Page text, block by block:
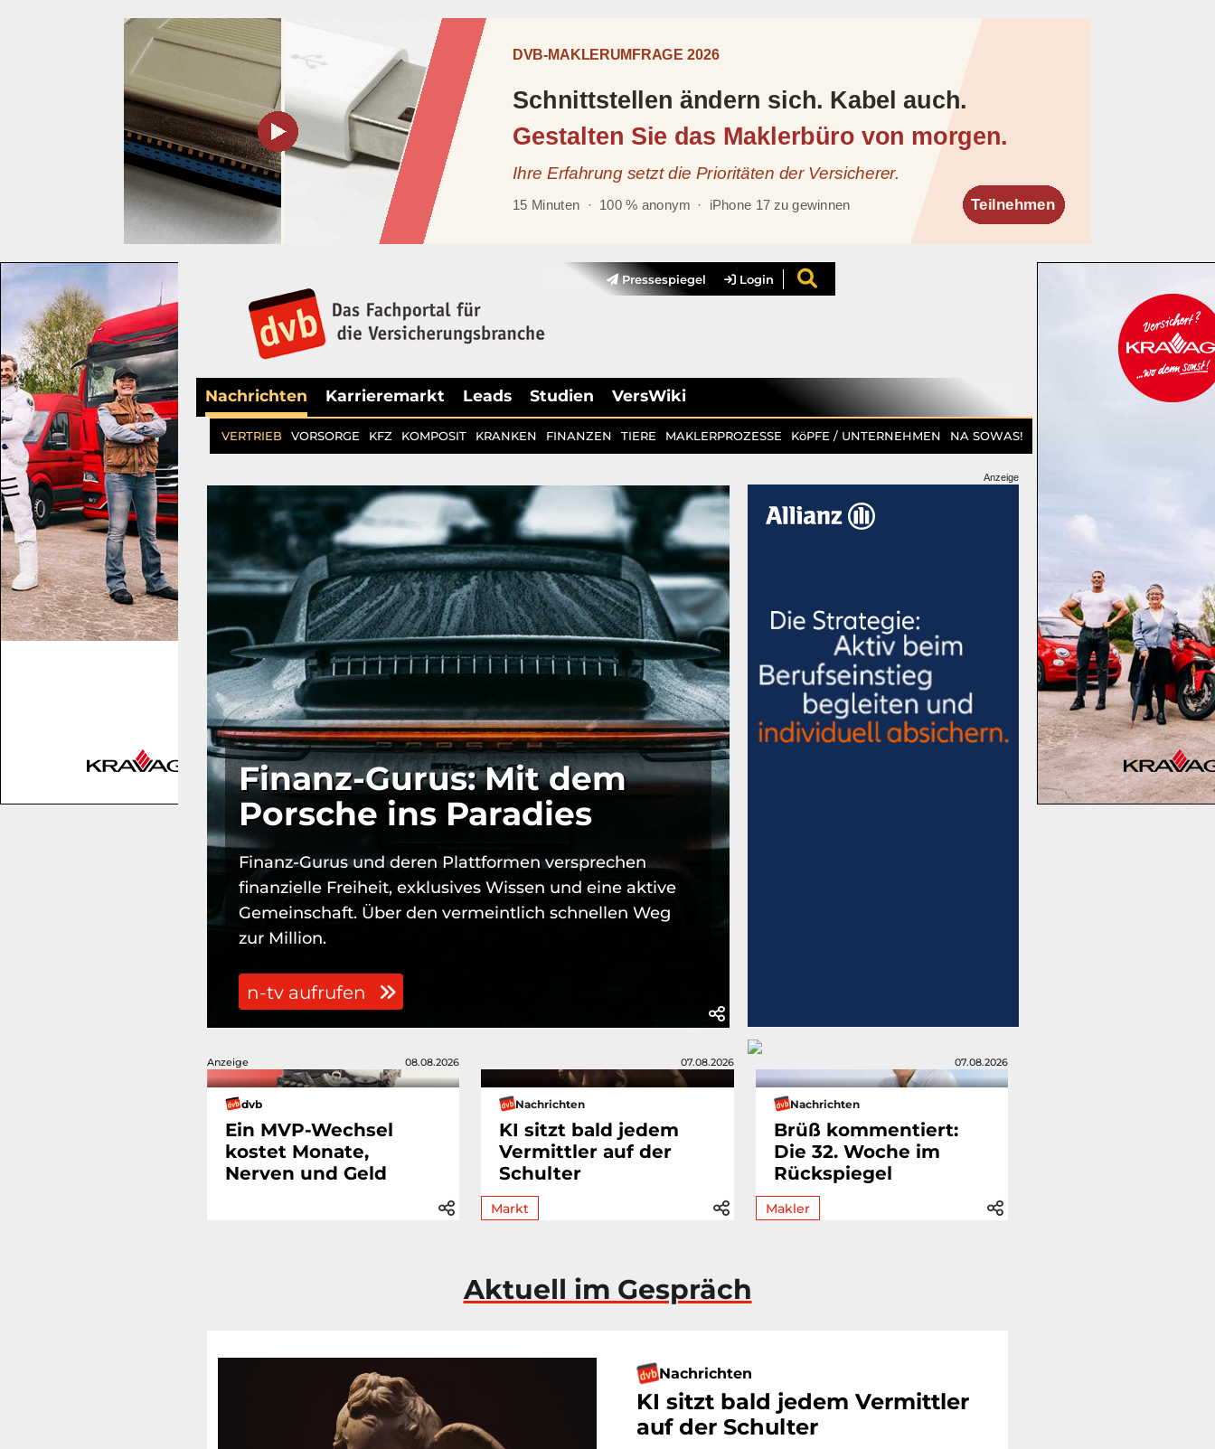
Pressespiegel Login
Nachrichten Karrieremarkt Leads Studien VersWiki
VERTRIEB VORSORGE KFZ KOMPOSIT KRANKEN FINANZEN TIERE MAKLERPROZESSE KöPFE / UNTERNEHMEN NA SOWAS!
Finanz-Gurus: Mit dem
Porsche ins Paradies
Finanz-Gurus und deren Plattformen versprechen
finanzielle Freiheit, exklusives Wissen und eine aktive
Gemeinschaft. Über den vermeintlich schnellen Weg
zur Million.
n-tv aufrufen
Anzeige
Anzeige 08.08.2026
dvb
Ein MVP-Wechsel
kostet Monate,
Nerven und Geld
07.08.2026
Nachrichten
KI sitzt bald jedem
Vermittler auf der
Schulter
Markt
07.08.2026
Nachrichten
Brüß kommentiert:
Die 32. Woche im
Rückspiegel
Makler
Aktuell im Gespräch
Nachrichten
KI sitzt bald jedem Vermittler
auf der Schulter